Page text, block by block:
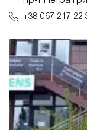
+38 067 217 22